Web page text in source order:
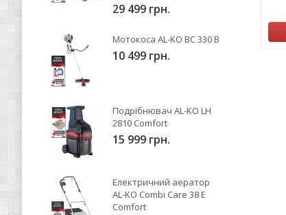
29 499 грн.
Мотокоса AL-KO BC 330 B
10 499 грн.
Подрібнювач AL-KO LH
2810 Comfort
15 999 грн.
Електричний аератор
AL-KO Combi Care 38 E
Comfort